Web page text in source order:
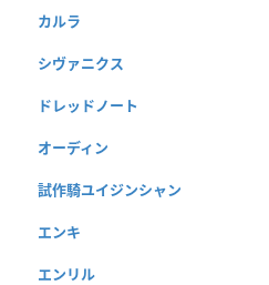
カルラ
シヴァニクス
ドレッドノート
オーディン
試作騎ユイジンシャン
エンキ
エンリル